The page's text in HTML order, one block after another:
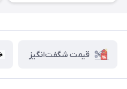
قیمت شگفت‌انگیز